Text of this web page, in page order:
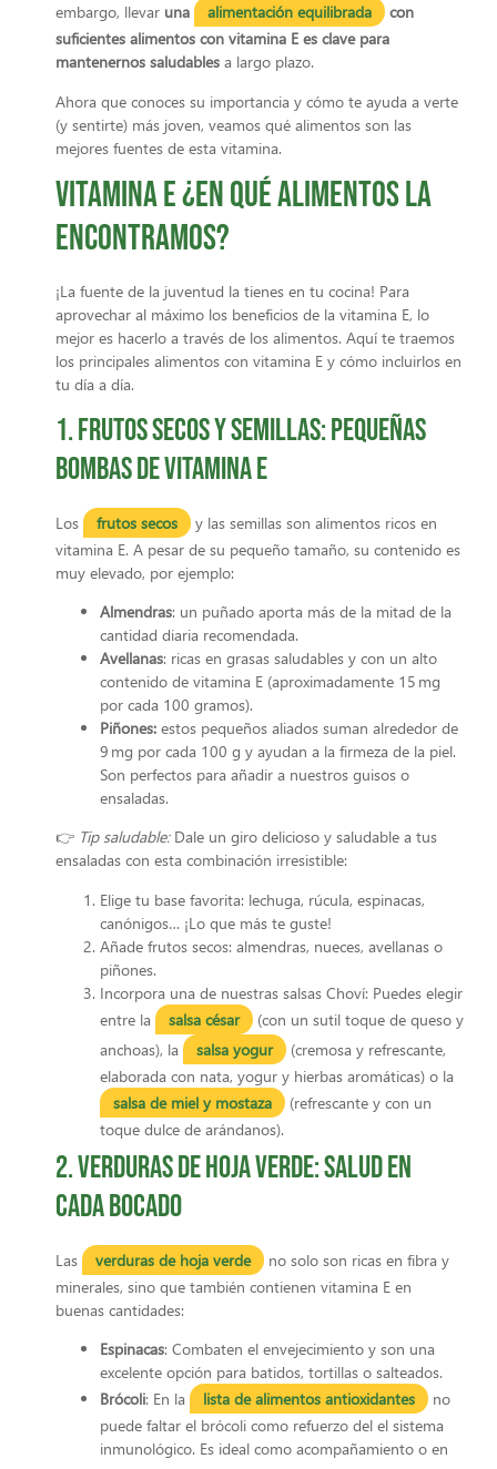
embargo, llevar una alimentación equilibrada
con
suficientes alimentos con vitamina E es clave para
mantenernos saludables a largo plazo.
Ahora que conoces su importancia y cómo te ayuda a verte
(y sentirte) más joven, veamos qué alimentos son las
mejores fuentes de esta vitamina.
Vitamina E ¿En qué alimentos la
encontramos?
¡La fuente de la juventud la tienes en tu cocina! Para
aprovechar al máximo los beneficios de la vitamina E, lo
mejor es hacerlo a través de los alimentos. Aquí te traemos
los principales alimentos con vitamina E y cómo incluirlos en
tu día a día.
1. Frutos secos y semillas: pequeñas
bombas de vitamina E
Los frutos secos
y las semillas son alimentos ricos en
vitamina E. A pesar de su pequeño tamaño, su contenido es
muy elevado, por ejemplo:
Almendras: un puñado aporta más de la mitad de la
cantidad diaria recomendada.
Avellanas: ricas en grasas saludables y con un alto
contenido de vitamina E (aproximadamente 15 mg
por cada 100 gramos).
Piñones: estos pequeños aliados suman alrededor de
9 mg por cada 100 g y ayudan a la firmeza de la piel.
Son perfectos para añadir a nuestros guisos o
ensaladas.
👉 Tip saludable: Dale un giro delicioso y saludable a tus
ensaladas con esta combinación irresistible:
Elige tu base favorita: lechuga, rúcula, espinacas,
canónigos… ¡Lo que más te guste!
Añade frutos secos: almendras, nueces, avellanas o
piñones.
Incorpora una de nuestras salsas Choví: Puedes elegir
entre la
salsa césar
(con un sutil toque de queso y
anchoas), la
salsa yogur
(cremosa y refrescante,
elaborada con nata, yogur y hierbas aromáticas) o la
salsa de miel y mostaza
(refrescante y con un
toque dulce de arándanos).
2. Verduras de hoja verde: salud en
cada bocado
Las verduras de hoja verde
no solo son ricas en fibra y
minerales, sino que también contienen vitamina E en
buenas cantidades:
Espinacas: Combaten el envejecimiento y son una
excelente opción para batidos, tortillas o salteados.
Brócoli: En la lista de alimentos antioxidantes
no
puede faltar el brócoli como refuerzo del el sistema
inmunológico. Es ideal como acompañamiento o en